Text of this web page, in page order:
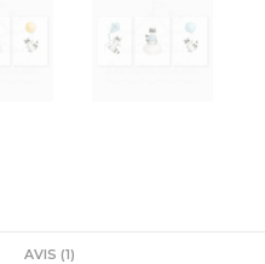
AVIS (1)